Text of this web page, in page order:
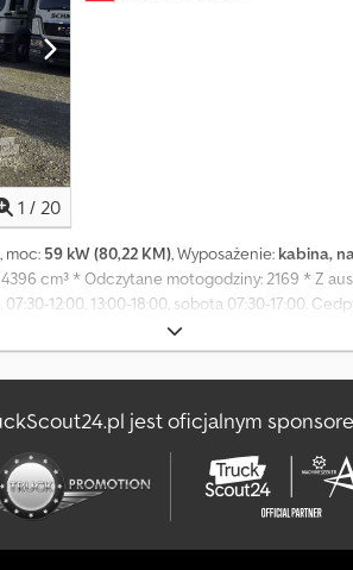
1 / 20
, moc: 59 kW (80,22 KM), Wyposażenie: kabina,
cm³ * Odczytane motogodziny: 2169 * Z
12:00, 13:00-18:00, sobota 07:30-17:00.
jest oficjalnym